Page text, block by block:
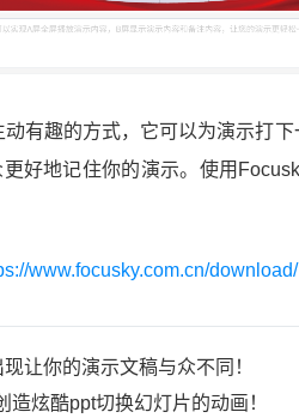
有趣的方式，它可以为演示打
好地记住你的演示。使用
www.focusky.com.cn/download/
让你的演示文稿与众不同！
炫酷ppt切换幻灯片的动画！